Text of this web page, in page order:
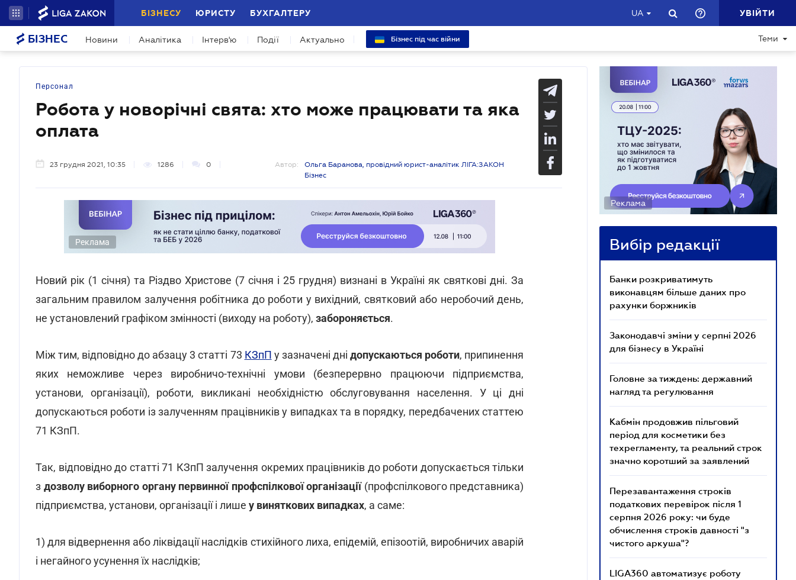
БІЗНЕСУ ЮРИСТУ БУХГАЛТЕРУ UA УВІЙТИ
БІЗНЕС Новини Аналітика Інтерв'ю Події Актуально Бізнес під час війни Теми
Персонал
Робота у новорічні свята: хто може працювати та яка
оплата
23 грудня 2021, 10:35 1286 0 Автор:
Ольга Баранова, провідний юрист-аналітик ЛІГА:ЗАКОН
Бізнес
Реклама
Новий рік (1 січня) та Різдво Христове (7 січня і 25 грудня) визнані в Україні як святкові дні. За
загальним правилом залучення робітника до роботи у вихідний, святковий або неробочий день,
не установлений графіком змінності (виходу на роботу), забороняється.
Між тим, відповідно до абзацу 3 статті 73 КЗпП у зазначені дні допускаються роботи, припинення
яких неможливе через виробничо-технічні умови (безперервно працюючи підприємства,
установи, організації), роботи, викликані необхідністю обслуговування населення. У ці дні
допускаються роботи із залученням працівників у випадках та в порядку, передбачених статтею
71 КЗпП.
Так, відповідно до статті 71 КЗпП залучення окремих працівників до роботи допускається тільки
з дозволу виборного органу первинної профспілкової організації(профспілкового представника)
підприємства, установи, організації і лише у виняткових випадках, а саме:
1) для відвернення або ліквідації наслідків стихійного лиха, епідемій, епізоотій, виробничих аварій
і негайного усунення їх наслідків;
Реклама
Вибір редакції
Банки розкриватимуть
виконавцям більше даних про
рахунки боржників
Законодавчі зміни у серпні 2026
для бізнесу в Україні
Головне за тиждень: державний
нагляд та регулювання
Кабмін продовжив пільговий
період для косметики без
техрегламенту, та реальний строк
значно коротший за заявлений
Перезавантаження строків
податкових перевірок після 1
серпня 2026 року: чи буде
обчислення строків давності "з
чистого аркуша"?
LIGA360 автоматизує роботу